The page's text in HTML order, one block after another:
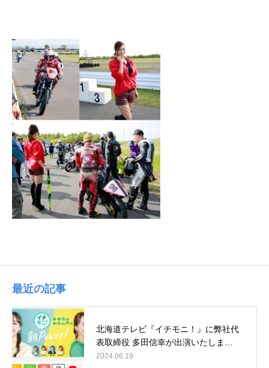
最近の記事
北海道テレビ『イチモニ！』に弊社代
表取締役 多田信幸が出演いたしま…
2024.06.19